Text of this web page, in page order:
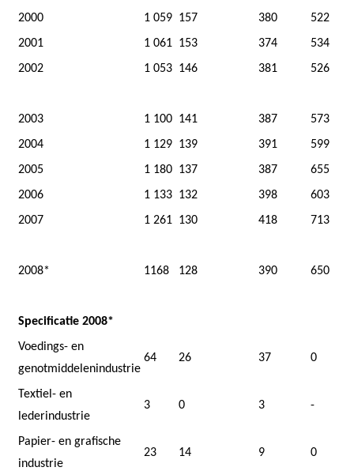
2000
1 059 157 380
522
2001
1 061 153 374
534
2002
1 053 146 381 526
2003 1 100 141 387
573
2004
1 129 139 391
599
2005
1 180 137 387
655
2006
1 133 132 398
603
2007
1 261 130 418 713
2008* 1168 128 390 650
Specificatie 2008*
Voedings- en
genotmiddelenindustrie
64 26 37 0
Textiel- en
lederindustrie
3 0 3 -
Papier- en grafische
industrie
23 14 9 0